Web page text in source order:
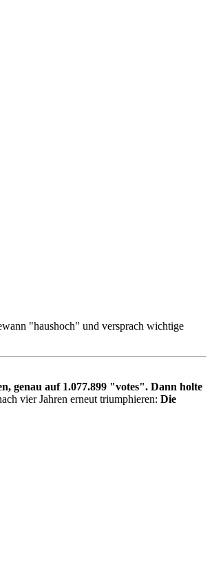
"haushoch" und versprach wichtige
genau auf 1.077.899 "votes". Dann holte
vier Jahren erneut triumphieren: Die